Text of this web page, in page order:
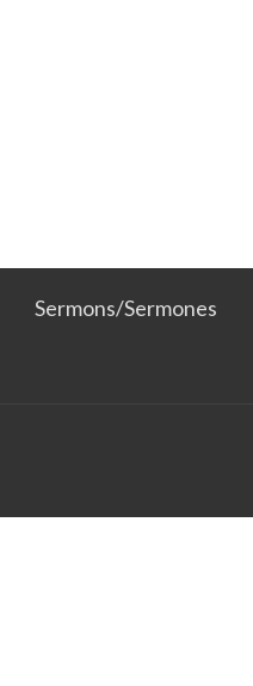
Sermons/Sermones